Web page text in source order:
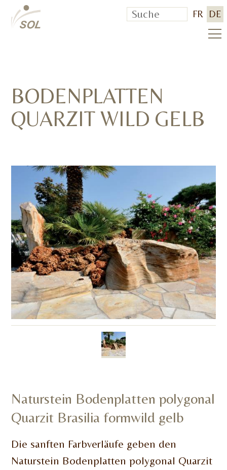
FR DE
BODENPLATTEN
QUARZIT WILD GELB
Naturstein Bodenplatten polygonal
Quarzit Brasilia formwild gelb
Die sanften Farbverläufe geben den
Naturstein Bodenplatten polygonal Quarzit